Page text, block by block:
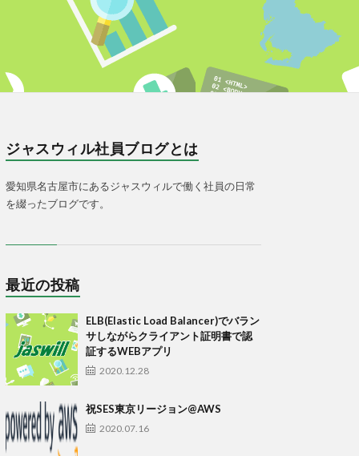
ジャスウィル社員ブログとは
愛知県名古屋市にあるジャスウィルで働く社員の日常
を綴ったブログです。
最近の投稿
ELB(Elastic Load Balancer)でバラン
サしながらクライアント証明書で認
証するWEBアプリ
2020.12.28
祝SES東京リージョン@AWS
2020.07.16